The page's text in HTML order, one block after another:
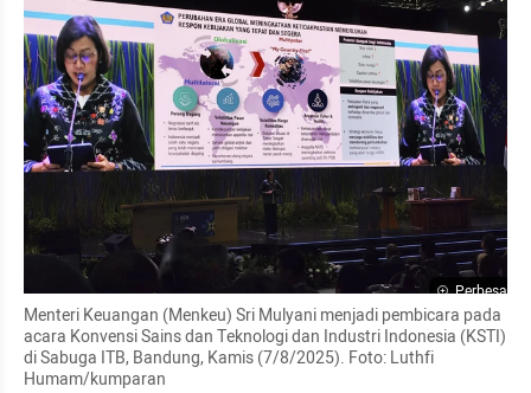
Perbesar
Menteri Keuangan (Menkeu) Sri Mulyani menjadi pembicara pada
acara Konvensi Sains dan Teknologi dan Industri Indonesia (KSTI)
di Sabuga ITB, Bandung, Kamis (7/8/2025). Foto: Luthfi
Humam/kumparan